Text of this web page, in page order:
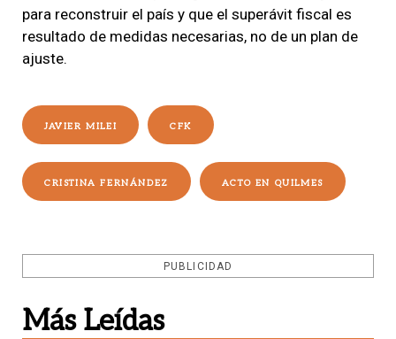
para reconstruir el país y que el superávit fiscal es
resultado de medidas necesarias, no de un plan de
ajuste.
JAVIER MILEI CFK
CRISTINA FERNÁNDEZ ACTO EN QUILMES
PUBLICIDAD
Más Leídas